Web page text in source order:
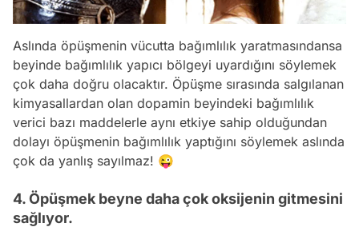
Aslında öpüşmenin vücutta bağımlılık yaratmasındansa
beyinde bağımlılık yapıcı bölgeyi uyardığını söylemek
çok daha doğru olacaktır. Öpüşme sırasında salgılanan
kimyasallardan olan dopamin beyindeki bağımlılık
verici bazı maddelerle aynı etkiye sahip olduğundan
dolayı öpüşmenin bağımlılık yaptığını söylemek aslında
çok da yanlış sayılmaz! 😜
4. Öpüşmek beyne daha çok oksijenin gitmesini
sağlıyor.